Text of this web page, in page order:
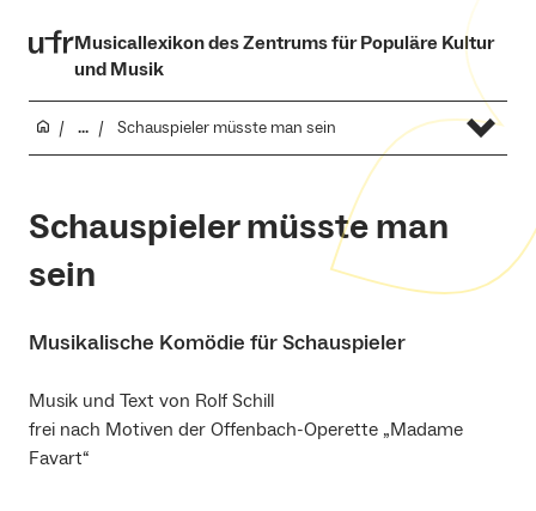
Musicallexikon des Zentrums für Populäre Kultur
und Musik
... Schauspieler müsste man sein
Schauspieler müsste man
sein
Musikalische Komödie für Schauspieler
Musik und Text von Rolf Schill
frei nach Motiven der Offenbach-Operette „Madame
Favart“